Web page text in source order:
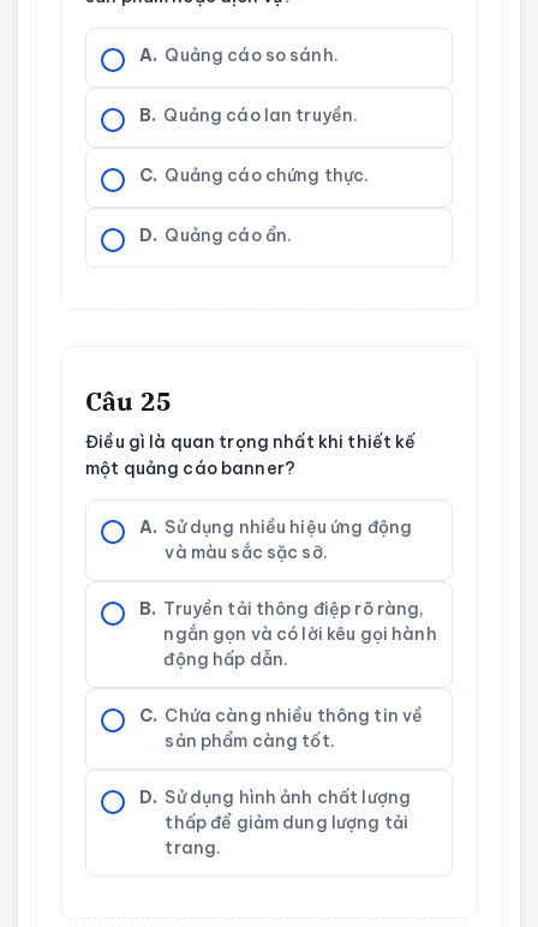
A. Quảng cáo so sánh.
B. Quảng cáo lan truyền.
C. Quảng cáo chứng thực.
D. Quảng cáo ẩn.
Câu 25
Điều gì là quan trọng nhất khi thiết kế
một quảng cáo banner?
A. Sử dụng nhiều hiệu ứng động
và màu sắc sặc sỡ.
B. Truyền tải thông điệp rõ ràng,
ngắn gọn và có lời kêu gọi hành
động hấp dẫn.
C. Chứa càng nhiều thông tin về
sản phẩm càng tốt.
D. Sử dụng hình ảnh chất lượng
thấp để giảm dung lượng tải
trang.